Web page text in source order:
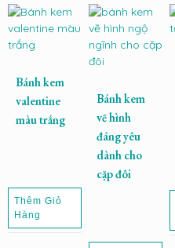
Bánh kem
valentine
màu trắng
Thêm Giỏ
Hàng
Bánh kem
vẽ hình
đáng yêu
dành cho
cặp đôi